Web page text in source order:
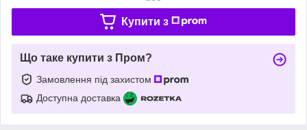
Купити з
Що таке купити з Пром?
Замовлення під захистом
Доступна доставка